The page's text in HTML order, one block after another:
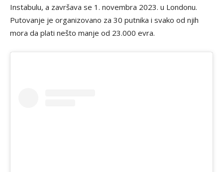
Instabulu, a završava se 1. novembra 2023. u Londonu.
Putovanje je organizovano za 30 putnika i svako od njih
mora da plati nešto manje od 23.000 evra.